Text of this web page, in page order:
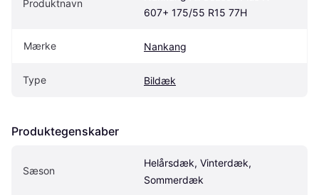
Produktnavn
607+ 175/55 R15 77H
Mærke Nankang
Type Bildæk
Produktegenskaber
Sæson
Helårsdæk, Vinterdæk,
Sommerdæk